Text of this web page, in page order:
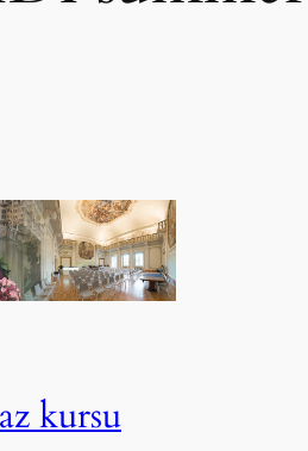
kursu